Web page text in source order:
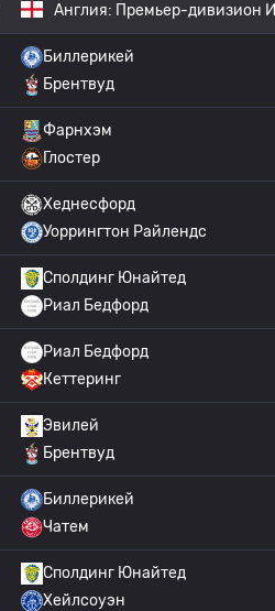
Англия: Премьер-дивизион
Биллерикей
Брентвуд
Фарнхэм
Глостер
Хеднесфорд
Уоррингтон Райлендс
Сполдинг Юнайтед
Риал Бедфорд
Риал Бедфорд
Кеттеринг
Эвилей
Брентвуд
Биллерикей
Чатем
Сполдинг Юнайтед
Хейлсоуэн